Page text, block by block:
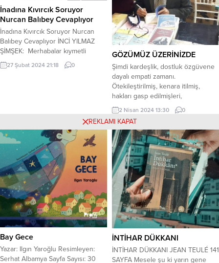
sınırlı gibi görünse de,...
İnadına Kıvırcık Soruyor
Nurcan Balıbey Cevaplıyor
İnadına Kıvırcık Soruyor Nurcan
Balıbey Cevaplıyor İNCİ YILMAZ
ŞİMŞEK: Merhabalar kıymetli
ziyaretçilerimiz. İnadına Kıvırcık
Soruyor adlı röportaj serimizin yirmi
geçiyorum böylelikle Nurcan
Balıbey’i hep birlikte daha yakından
tanımış olacağız. Hosgeldiniz
Nurcan Hanım. Öncelikle davetimizi
kırmayıp...
27 Şubat 2024 21:18 0
GÖZÜMÜZ ÜZERİNİZDE
Şimdi kardeşlik, dostluk özgüvene
dayalı empati zamanı.
Ötekileştirilmiş, kenara itilmiş,
hakları gasp edilmişleri,
içselleştirme zamanı. Millet olarak
ulus devlet olabilme bilincine sahip
çıkarak ülke genelinde ve
bütünüyle yerel idarelerde
kardeşliği, barışı ve huzuru
yeniden tesis etme zamanı. Şimdi
adalet, milli eğitim, gençlik,
sorunlarını geciktirmeden çözüme
kavuşturma zamanı. Mülteci
göçüne, dışarıya...
2 Nisan 2024 13:30 0
Bay Gece
Yazar: Ilgın Yaroğlu Resimleyen:
Serhat Albamya Sayfa Sayısı: 30
İNTİHAR DÜKKANI
İNTİHAR DÜKKANI JEAN TEULÉ 141
SAYFA Mesele şu ki yarın gene
REKLAMI KAPAT